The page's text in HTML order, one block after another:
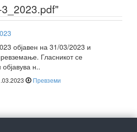
објавен на 31/03/2023 и
Гласникот се
н..
Превземи